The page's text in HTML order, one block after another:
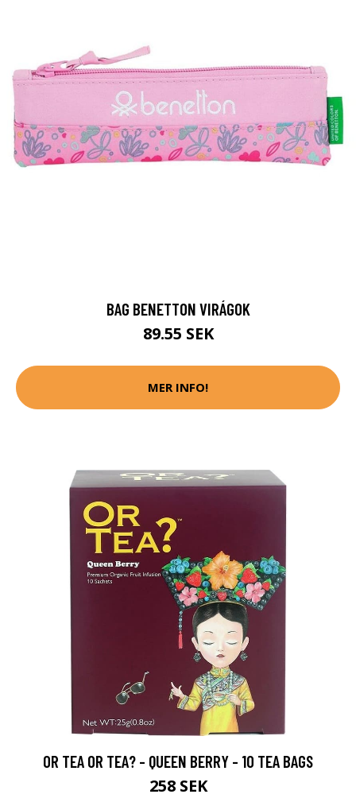
BAG BENETTON VIRÁGOK
89.55 SEK
MER INFO!
OR TEA OR TEA? - QUEEN BERRY - 10 TEA BAGS
258 SEK